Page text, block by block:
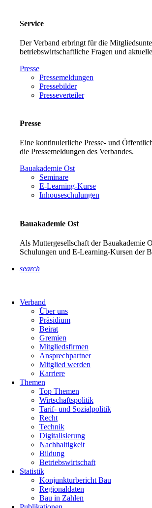
Service
Der Verband erbringt für die
betriebswirtschaftliche Fragen und
Presse
Pressemeldungen
Pressebilder
Presseverteiler
Presse
Eine kontinuierliche Presse- und
die Pressemeldungen des Verbandes.
Bauakademie Ost
Seminare
E-Learning-Kurse
Inhouseschulungen
Bauakademie Ost
Als Muttergesellschaft der Bauakademie
Schulungen und E-Learning-Kursen der
search
Verband
Über uns
Präsidium
Beirat
Gremien
Mitgliedsfirmen
Ansprechpartner
Mitglied werden
Karriere
Themen
Top Themen
Wirtschaftspolitik
Tarif- und Sozialpolitik
Recht
Technik
Digitalisierung
Nachhaltigkeit
Bildung
Betriebswirtschaft
Statistik
Konjunkturbericht Bau
Regionaldaten
Bau in Zahlen